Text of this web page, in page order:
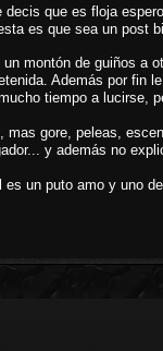
que es floja
es que sea un post
montón de guiños
Además por fin
tiempo a
gore, peleas,
y además no
un puto amo y uno